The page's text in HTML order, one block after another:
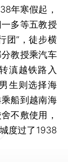
年寒假起，
多等五教授
团”，徒步横
教授乘汽车
滇越铁路入
生则选择海
船到越南海
不敷使用，
度过了1938